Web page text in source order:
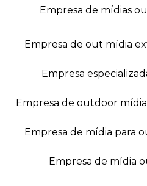
empresa de mídias
empresa de out mídia
empresa
empresa de outdoor mídia
empresa de mídia para
empresa de mídia